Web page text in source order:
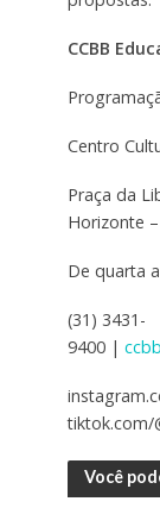
CCBB
Centro
Praça da
Horizonte
De quarta
(31) 3431-
9400 |
tiktok.com/
Você